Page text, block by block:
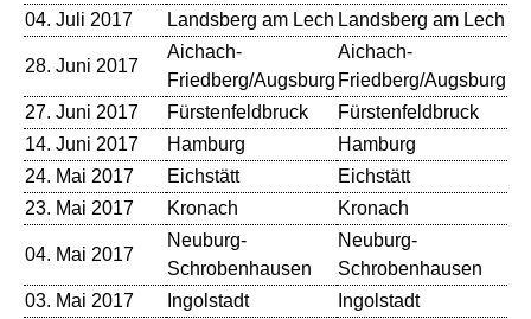
04. Juli 2017
Landsberg am Lech Landsberg am Lech
28. Juni 2017
Aichach-
Friedberg/Augsburg
Aichach-
Friedberg/Augsburg
27. Juni 2017 Fürstenfeldbruck Fürstenfeldbruck
14. Juni 2017
Hamburg Hamburg
24. Mai 2017
Eichstätt Eichstätt
23. Mai 2017
Kronach Kronach
04. Mai 2017
Neuburg-
Schrobenhausen
Neuburg-
Schrobenhausen
03. Mai 2017 Ingolstadt Ingolstadt